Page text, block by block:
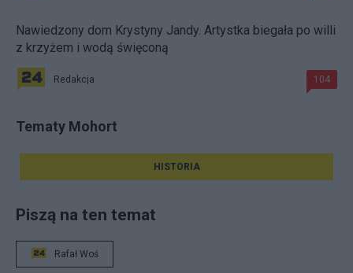
Nawiedzony dom Krystyny Jandy. Artystka biegała po willi
z krzyżem i wodą święconą
Redakcja 104
Tematy Mohort
HISTORIA
Piszą na ten temat
Rafał Woś